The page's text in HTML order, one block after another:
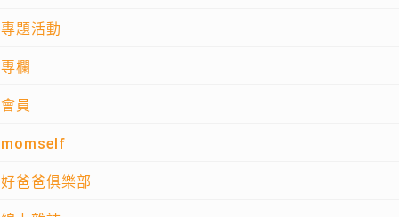
專題活動
專欄
會員
momself
好爸爸俱樂部